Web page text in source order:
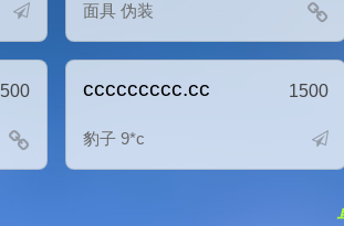
面具 伪装
500 ccccccccc.cc 1500
豹子 9*c